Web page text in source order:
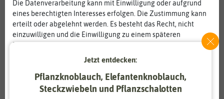
Die Datenverarbeitung kann mit Einwilligung oder aufgrund
eines berechtigten Interesses erfolgen. Die Zustimmung kann
erteilt oder abgelehnt werden. Es besteht das Recht, nicht
einzuwilligen und die Einwilligung zu einem späteren
Zeitpunkt zu ändern oder zu widerrufen. Weitere
Informationen zur Verwendung personenbezogener Daten und
Essenziell Statistik
Jetzt entdecken:
Pflanzknoblauch, Elefantenknoblauch,
Steckzwiebeln und Pflanzschalotten